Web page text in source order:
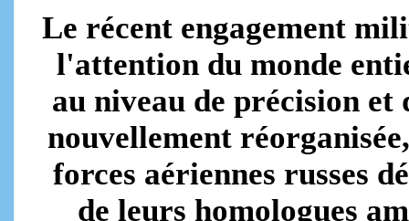
Le récent engagement
l'attention du monde
au niveau de précision
nouvellement
forces aériennes russes
de leurs homologues